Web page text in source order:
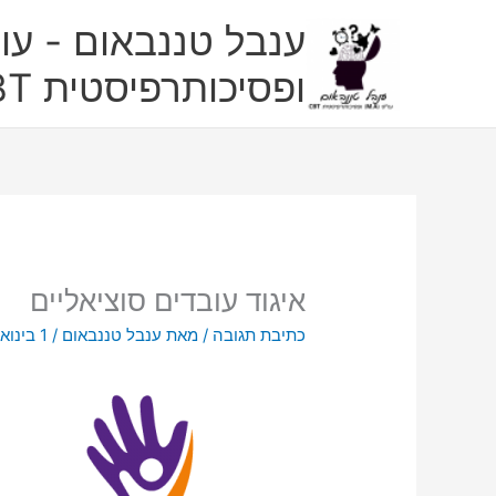
ענבל טננבאום -
ופסיכותרפיסטית CBT
איגוד עובדים סוציאליים
כתיבת תגובה / מאת ענבל טננבאום/ 1 בינואר 2021